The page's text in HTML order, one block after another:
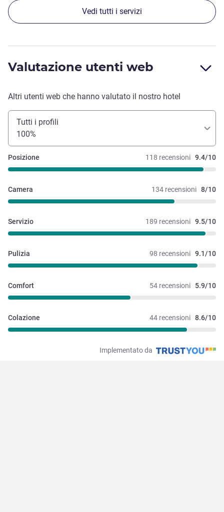
Vedi tutti i servizi
Valutazione utenti web
Altri utenti web che hanno valutato il nostro hotel
Tutti i profili
100%
118 recensioni 9.4/10
Posizione
134 recensioni 8/10
Camera
189 recensioni 9.5/10
Servizio
98 recensioni 9.1/10
Pulizia
54 recensioni 5.9/10
Comfort
44 recensioni 8.6/10
Colazione
Implementato da